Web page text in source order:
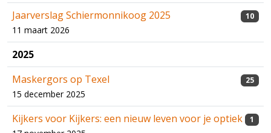
Jaarverslag Schiermonnikoog 2025
11 maart 2026
10
2025
Maskergors op Texel
15 december 2025
25
Kijkers voor Kijkers: een nieuw leven voor je optiek 1